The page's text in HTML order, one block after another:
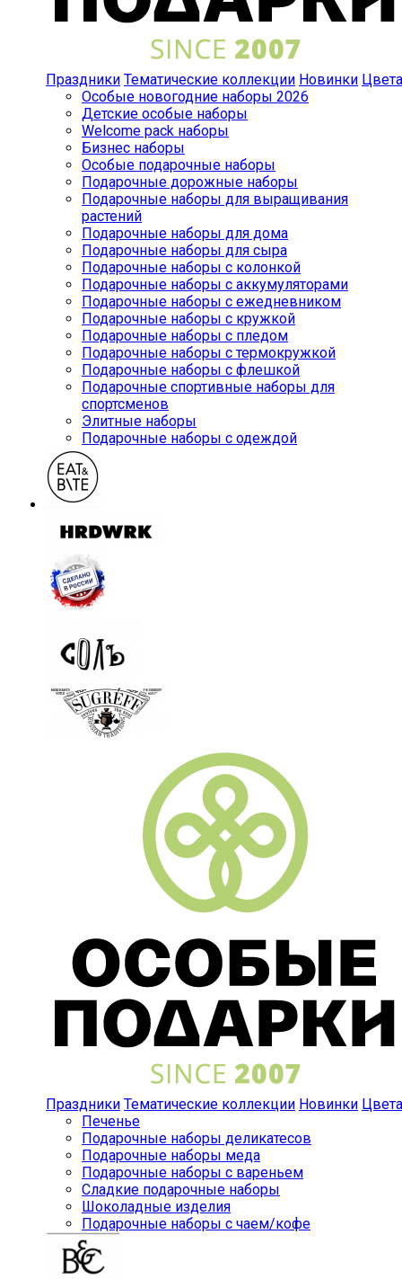
Праздники Тематические коллекции Новинки Цвета
Особые новогодние наборы 2026
Детские особые наборы
Welcome pack наборы
Бизнес наборы
Особые подарочные наборы
Подарочные дорожные наборы
Подарочные наборы для выращивания
растений
Подарочные наборы для дома
Подарочные наборы для сыра
Подарочные наборы с колонкой
Подарочные наборы с аккумуляторами
Подарочные наборы с ежедневником
Подарочные наборы с кружкой
Подарочные наборы с пледом
Подарочные наборы с термокружкой
Подарочные наборы с флешкой
Подарочные спортивные наборы для
спортсменов
Элитные наборы
Подарочные наборы с одеждой
Праздники Тематические коллекции Новинки Цвета
Печенье
Подарочные наборы деликатесов
Подарочные наборы меда
Подарочные наборы с вареньем
Сладкие подарочные наборы
Шоколадные изделия
Подарочные наборы с чаем/кофе